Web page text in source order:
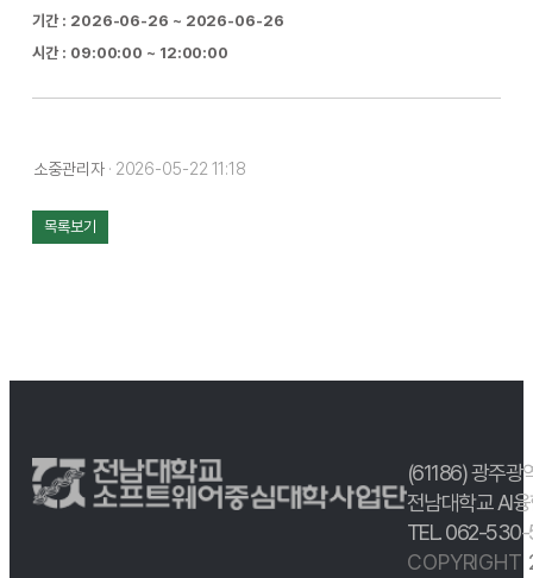
기간 : 2026-06-26 ~ 2026-06-26
시간 : 09:00:00 ~ 12:00:00
소중관리자 · 2026-05-22 11:18
목록보기
(61186) 광주광
전남대학교 AI
TEL. 062-
COPYRIGHT